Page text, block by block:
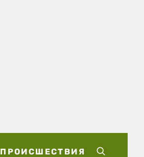
ПРОИСШЕСТВИЯ